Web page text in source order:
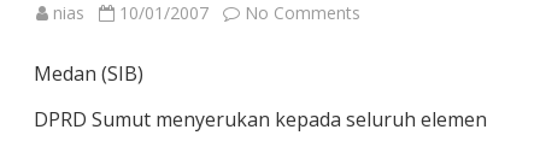
nias 10/01/2007 No Comments
Tapanuli
Medan (SIB)
DPRD Sumut menyerukan kepada seluruh elemen